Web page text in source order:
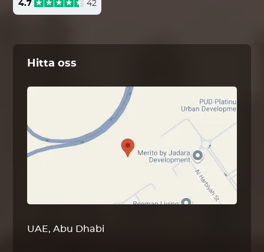
4.7 42
Hitta oss
UAE, Abu Dhabi